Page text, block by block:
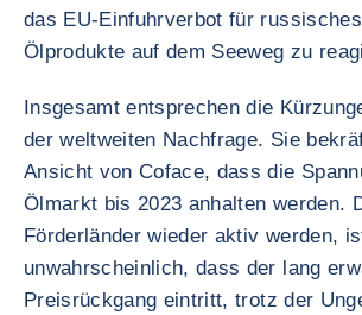
das EU-Einfuhrverbot für
Ölprodukte auf dem Seeweg zu
Insgesamt entsprechen die
der weltweiten Nachfrage. Sie
Ansicht von Coface, dass die
Ölmarkt bis 2023 anhalten werden.
Förderländer wieder aktiv werden,
unwahrscheinlich, dass der lang
Preisrückgang eintritt, trotz der